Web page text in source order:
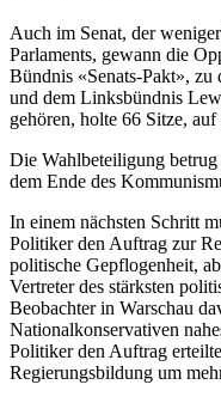
Auch im Senat, der
Parlaments, gewann die
Bündnis «Senats-Pakt»,
und dem Linksbündnis
gehören, holte 66 Sitze,
Die Wahlbeteiligung
dem Ende des
In einem nächsten Schritt
Politiker den Auftrag zur
politische Gepflogenheit,
Vertreter des stärksten
Beobachter in Warschau
Nationalkonservativen
Politiker den Auftrag
Regierungsbildung um